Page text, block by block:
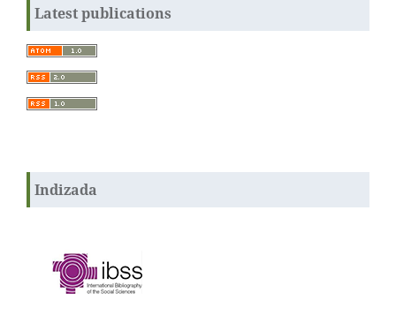
Latest publications
Indizada